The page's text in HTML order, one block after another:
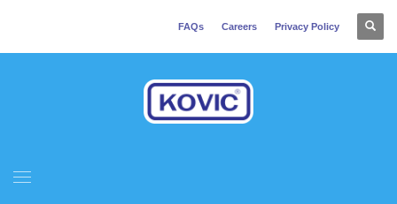
FAQs Careers Privacy Policy